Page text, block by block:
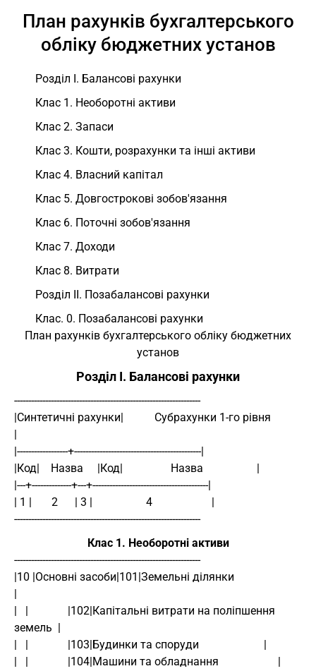
План рахунків бухгалтерського
обліку бюджетних установ
Розділ I. Балансові рахунки
Клас 1. Необоротні активи
Клас 2. Запаси
Клас 3. Кошти, розрахунки та інші активи
Клас 4. Власний капітал
Клас 5. Довгострокові зобов'язання
Клас 6. Поточні зобов'язання
Клас 7. Доходи
Клас 8. Витрати
Розділ II. Позабалансові рахунки
Клас. 0. Позабалансові рахунки
План рахунків бухгалтерського обліку бюджетних
установ
Розділ I. Балансові рахунки
------------------------------------------------------------------
|Синтетичні рахунки|           Субрахунки 1-го рівня
|
|------------------+---------------------------------------------|
|Код|    Назва     |Код|                 Назва                   |
|---+--------------+---+-----------------------------------------|
| 1 |       2      | 3 |                   4                     |
------------------------------------------------------------------
Клас 1. Необоротні активи
------------------------------------------------------------------
|10 |Основні засоби|101|Земельні ділянки
|
|   |              |102|Капітальні витрати на поліпшення
земель  |
|   |              |103|Будинки та споруди                       |
|   |              |104|Машини та обладнання                     |